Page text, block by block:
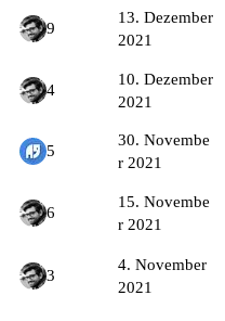
9
13. Dezember
2021
4
10. Dezember
2021
5
30. Novembe
r 2021
6
15. Novembe
r 2021
3
4. November
2021